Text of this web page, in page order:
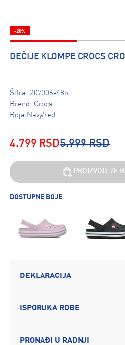
-20%
DEČIJE KLOMPE CROCS
Šifra: 207006-485
Brend: Crocs
Boja:Navy/red
4.799 RSD5.999 RSD
PROIZVOD JE
DOSTUPNE BOJE
DEKLARACIJA
ISPORUKA ROBE
PRONAĐI U RADNJI